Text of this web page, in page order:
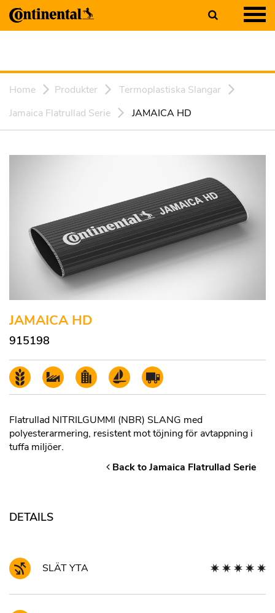
Home Produkter
Termoplastiska Slangar
Jamaica Flatrullad Serie
JAMAICA HD
JAMAICA HD
915198
Flatrullad NITRILGUMMI (NBR) SLANG med
polyesterarmering, resistent mot töjning för avtappning i
tuffa miljöer.
Back to Jamaica Flatrullad Serie
DETAILS
SLÄT YTA